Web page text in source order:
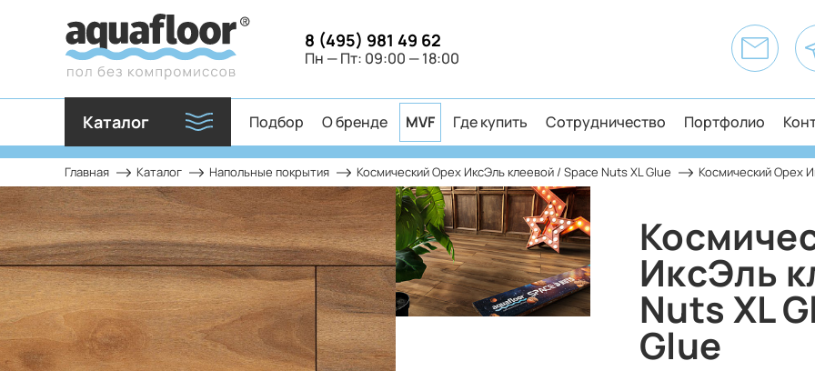
8 (495) 981 49 62
Пн — Пт: 09:00 — 18:00
Каталог Подбор О бренде MVF Где купить Сотрудничество Портфолио
Главная Каталог Напольные покрытия Космический Орех ИксЭль клеевой / Space Nuts XL Glue Космический Орех
ИксЭль
Nuts XL
Glue